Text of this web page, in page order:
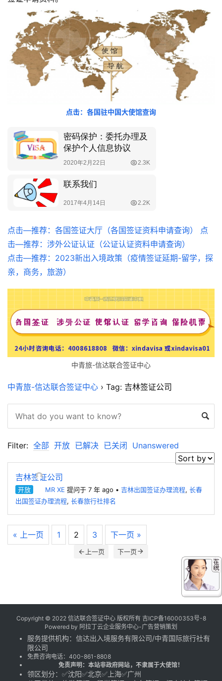
点击：各国驻中国大使馆查询
点击—推荐：各国签证大厅（各国签证资料申请查询）
点
击—推荐：涉外公证认证（公证认证资料申请查询）
点击—推荐：2023新出入境政策（疫情签证延期-留学，探
亲，商务，旅游）
中青旅-信达联合签证中心
中青旅-信达联合签证中心 › Tag: 吉林签证公司
Filter: 全部 开放 已解决 已关闭 Unanswered
吉林签证公司
开放 MR XE 提问于 7 年 ago • 吉林出国签证办理流程, 长春
出国签证办理流程, 长春旅行社排名
« 上一页 1 2 3 下一页 »
上一页 下一页
Copyright © 2022 信达联合签证中心 版权所有 吉ICP备16000353号-8
Powered by 阿拉丁云企业服务中心-广告营销策划
服务提供机构： 信达出入境服务有限公司/中青国际旅行社有
限公司
免费咨询电话： 400-861-8808
免责声明：本站非政府网站，不隶属于大使馆！
领区划分：✅沈阳✅北京✅上海✅广州